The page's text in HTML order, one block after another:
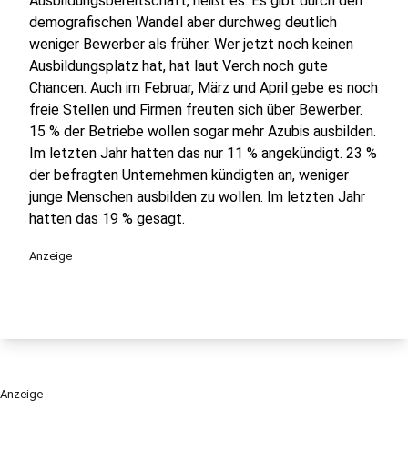
demografischen Wandel aber durchweg deutlich
weniger Bewerber als früher. Wer jetzt noch keinen
Ausbildungsplatz hat, hat laut Verch noch gute
Chancen. Auch im Februar, März und April gebe es noch
freie Stellen und Firmen freuten sich über Bewerber.
15 % der Betriebe wollen sogar mehr Azubis ausbilden.
Im letzten Jahr hatten das nur 11 % angekündigt. 23 %
der befragten Unternehmen kündigten an, weniger
junge Menschen ausbilden zu wollen. Im letzten Jahr
hatten das 19 % gesagt.
Anzeige
Anzeige